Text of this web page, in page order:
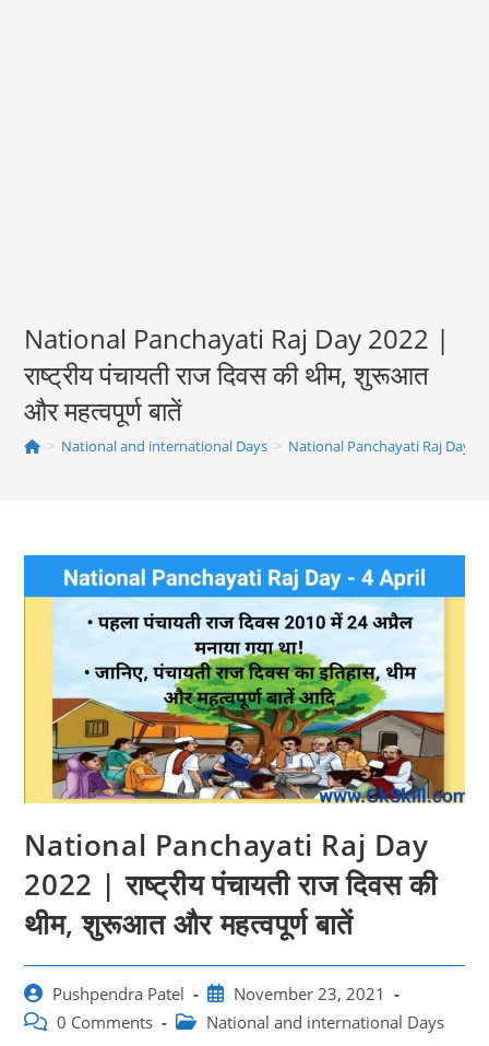
National Panchayati Raj Day 2022 |
राष्ट्रीय पंचायती राज दिवस की थीम, शुरूआत
और महत्‍वपूर्ण बातें
> National and international Days > National Panchayati Raj Day
National Panchayati Raj Day
2022 | राष्ट्रीय पंचायती राज दिवस की
थीम, शुरूआत और महत्‍वपूर्ण बातें
Post
author:
Pushpendra Patel
Post
published:
November 23, 2021
Post 0 Comments
Post National and international Days